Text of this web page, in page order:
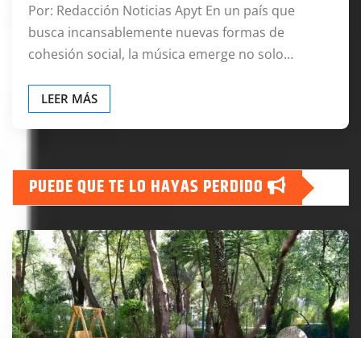
Por: Redacción Noticias Apyt En un país que
busca incansablemente nuevas formas de
cohesión social, la música emerge no solo…
LEER MÁS
PUEDE QUE TE LO HAYAS PERDIDO